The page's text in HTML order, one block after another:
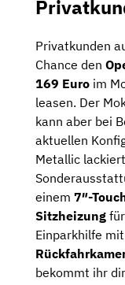
Privatkunden
Chance den
169 Euro im
leasen. Der
kann aber bei
aktuellen
Metallic
einem 7″-
Sitzheizung
Einparkhilfe mit
bekommt ihr